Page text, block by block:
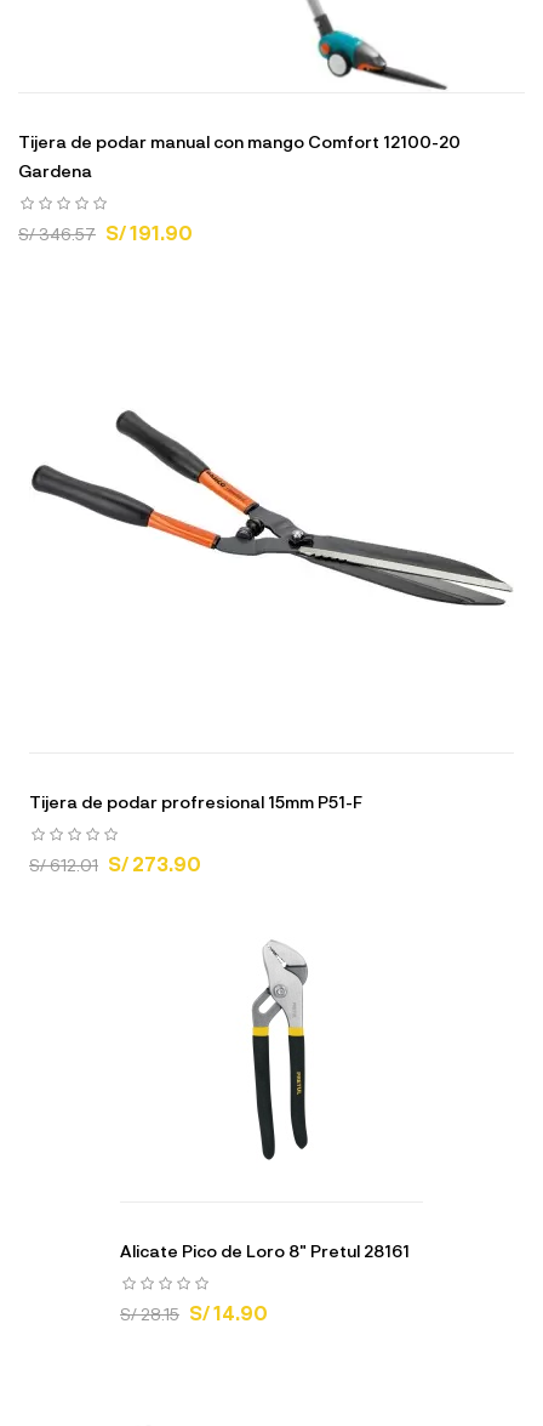
Tijera de podar manual con mango Comfort 12100-20
Gardena
S/ 346.57 S/ 191.90
Tijera de podar profresional 15mm P51-F
S/ 612.01 S/ 273.90
Alicate Pico de Loro 8" Pretul 28161
S/ 28.15 S/ 14.90